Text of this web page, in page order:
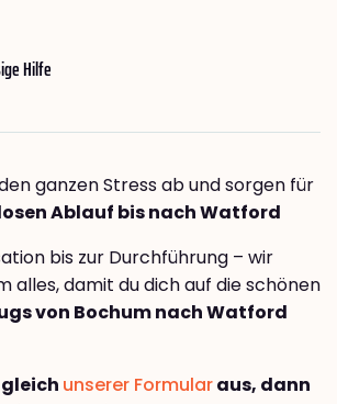
Hilfe
ganzen Stress ab und sorgen für
Ablauf bis nach Watford
bis zur Durchführung – wir
alles, damit du dich auf die schönen
von Bochum nach Watford
unserer Formularaus, dann